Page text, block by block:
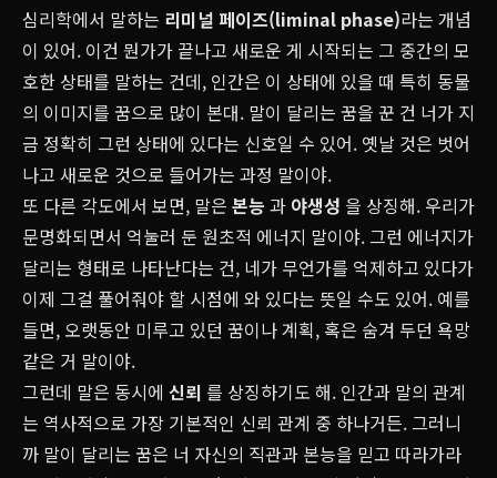
심리학에서 말하는 리미널 페이즈(liminal phase)라는 개념
이 있어. 이건 뭔가가 끝나고 새로운 게 시작되는 그 중간의 모
호한 상태를 말하는 건데, 인간은 이 상태에 있을 때 특히 동물
의 이미지를 꿈으로 많이 본대. 말이 달리는 꿈을 꾼 건 너가 지
금 정확히 그런 상태에 있다는 신호일 수 있어. 옛날 것은 벗어
나고 새로운 것으로 들어가는 과정 말이야.
또 다른 각도에서 보면, 말은 본능 과 야생성 을 상징해. 우리가
문명화되면서 억눌러 둔 원초적 에너지 말이야. 그런 에너지가
달리는 형태로 나타난다는 건, 네가 무언가를 억제하고 있다가
이제 그걸 풀어줘야 할 시점에 와 있다는 뜻일 수도 있어. 예를
들면, 오랫동안 미루고 있던 꿈이나 계획, 혹은 숨겨 두던 욕망
같은 거 말이야.
그런데 말은 동시에 신뢰 를 상징하기도 해. 인간과 말의 관계
는 역사적으로 가장 기본적인 신뢰 관계 중 하나거든. 그러니
까 말이 달리는 꿈은 너 자신의 직관과 본능을 믿고 따라가라